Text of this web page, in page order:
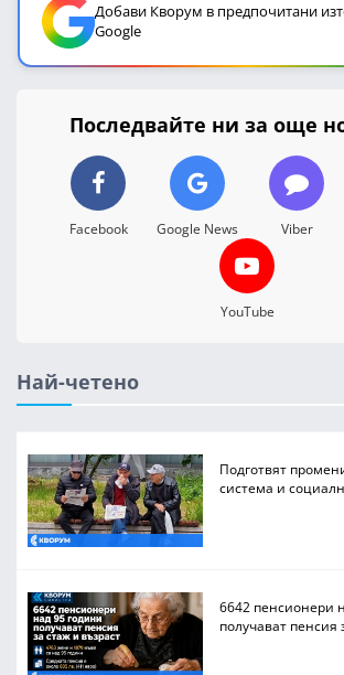
Добави Кворум в предпочитани
Google
Последвайте ни за още
Facebook Google News Viber
YouTube
Най-четено
Подготвят
система и
6642 пенсионери
получават пенсия